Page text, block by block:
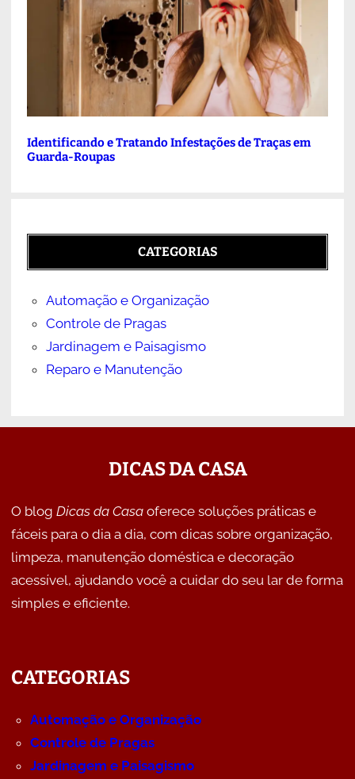
Identificando e Tratando Infestações de Traças em
Guarda-Roupas
CATEGORIAS
Automação e Organização
Controle de Pragas
Jardinagem e Paisagismo
Reparo e Manutenção
DICAS DA CASA
O blog Dicas da Casaoferece soluções práticas e
fáceis para o dia a dia, com dicas sobre organização,
limpeza, manutenção doméstica e decoração
acessível, ajudando você a cuidar do seu lar de forma
simples e eficiente.
CATEGORIAS
Automação e Organização
Controle de Pragas
Jardinagem e Paisagismo